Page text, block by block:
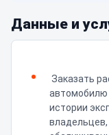
Данные и
Заказать
автомобилю
истории